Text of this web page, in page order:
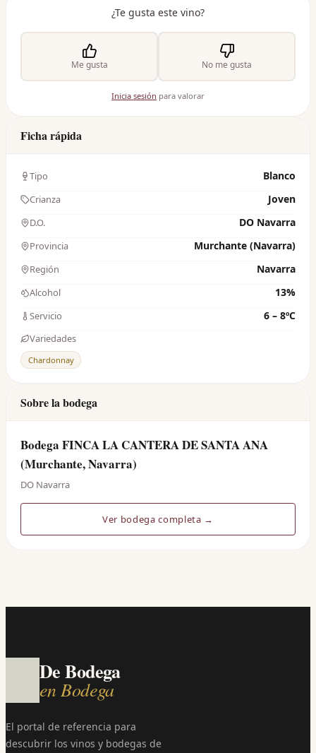
¿Te gusta este vino?
Me gusta No me gusta
Inicia sesión para valorar
Ficha rápida
Tipo Blanco
Crianza Joven
D.O. DO Navarra
Provincia Murchante (Navarra)
Región Navarra
Alcohol 13%
Servicio 6 – 8ºC
Variedades
Chardonnay
Sobre la bodega
Bodega FINCA LA CANTERA DE SANTA ANA
(Murchante, Navarra)
DO Navarra
Ver bodega completa →
De Bodega
en Bodega
El portal de referencia para
descubrir los vinos y bodegas de